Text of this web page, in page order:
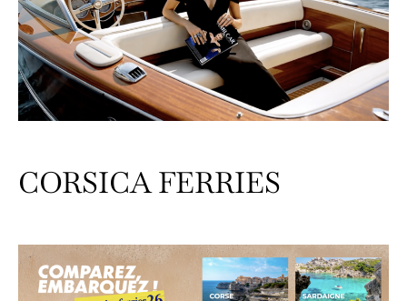
CORSICA FERRIES